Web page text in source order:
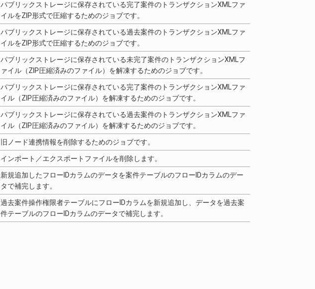
パブリックストレージに保存されている完了案件のトランザクションXMLファ
イルをZIP形式で圧縮するためのジョブです。
パブリックストレージに保存されている過去案件のトランザクションXMLファ
イルをZIP形式で圧縮するためのジョブです。
パブリックストレージに保存されている未完了案件のトランザクションXMLフ
ァイル（ZIP圧縮済みのファイル）を解凍するためのジョブです。
パブリックストレージに保存されている完了案件のトランザクションXMLファ
イル（ZIP圧縮済みのファイル）を解凍するためのジョブです。
パブリックストレージに保存されている過去案件のトランザクションXMLファ
イル（ZIP圧縮済みのファイル）を解凍するためのジョブです。
旧ノード連携情報を削除するためのジョブです。
インポート／エクスポートファイルを削除します。
新規追加したフローIDカラムのデータを案件テーブルのフローIDカラムのデー
タで補完します。
過去案件操作権限者テーブルにフローIDカラムを新規追加し、データを過去案
件テーブルのフローIDカラムのデータで補完します。